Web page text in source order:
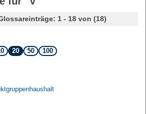
1 - 18 von (18)
20 50 100